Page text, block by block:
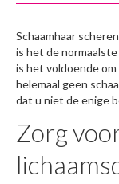
Over mij
Contact
Schaamhaar
is het de
is het voldoende
helemaal geen
dat u niet de enige
Zorg